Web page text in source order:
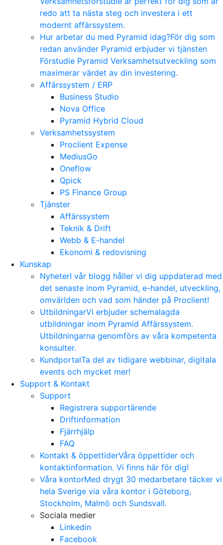
redo att ta nästa steg och investera i ett
modernt affärssystem.
Hur arbetar du med Pyramid idag?För dig som
redan använder Pyramid erbjuder vi tjänsten
Förstudie Pyramid Verksamhetsutveckling som
maximerar värdet av din investering.
Affärssystem / ERP
Business Studio
Nova Office
Pyramid Hybrid Cloud
Verksamhetssystem
Proclient Expense
MediusGo
Oneflow
Qpick
PS Finance Group
Tjänster
Affärssystem
Teknik & Drift
Webb & E-handel
Ekonomi & redovisning
Kunskap
NyheterI vår blogg håller vi dig uppdaterad med
det senaste inom Pyramid, e-handel, utveckling,
omvärlden och vad som händer på Proclient!
UtbildningarVi erbjuder schemalagda
utbildningar inom Pyramid Affärssystem.
Utbildningarna genomförs av våra kompetenta
konsulter.
KundportalTa del av tidigare webbinar, digitala
events och mycket mer!
Support & Kontakt
Support
Registrera supportärende
Driftinformation
Fjärrhjälp
FAQ
Kontakt & öppettiderVåra öppettider och
kontaktinformation. Vi finns här för dig!
Våra kontorMed drygt 30 medarbetare täcker vi
hela Sverige via våra kontor i Göteborg,
Stockholm, Malmö och Sundsvall.
Sociala medier
Linkedin
Facebook